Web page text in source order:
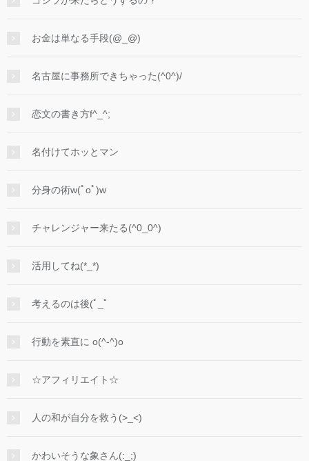
お金は単なる手段(@_@)
名古屋に事務所できちゃった(^0^)/
恋文の書き方f^_^;
名付けてホッとマン
分身の術w(ﾟoﾟ)w
チャレンジャー来たる(^0_0^)
活用してね(*_*)
考えるのは後(ﾟ_ﾟ
行動を素直に o(^-^)o
☆アフィリエイト☆
人の和が自分を救う(>_<)
かわいそうな象さん(:_;)